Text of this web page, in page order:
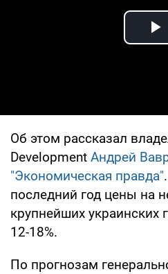
Об этом рассказал
Development Андрей
"Экономическая правда"
последний год цены на
крупнейших украинских
12-18%.
По прогнозам